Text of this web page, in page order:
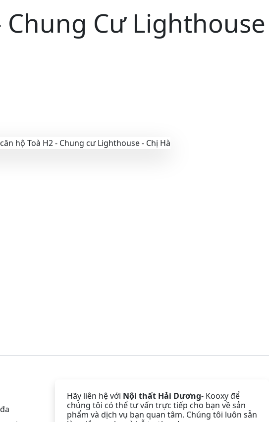
Chung Cư Lighthouse
Hãy liên hệ với Nội thất Hải Dương- Kooxy để
chúng tôi có thể tư vấn trực tiếp cho bạn về sản
phẩm và dịch vụ bạn quan tâm. Chúng tôi luôn sẵn